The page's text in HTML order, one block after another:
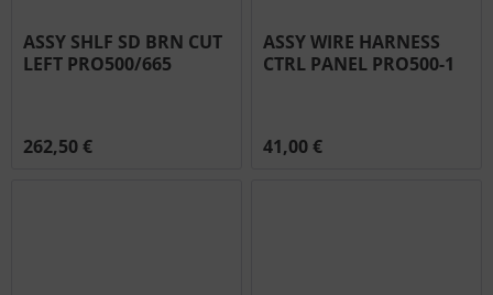
ASSY SHLF SD BRN CUT
LEFT PRO500/665
262,50 €
ASSY WIRE HARNESS
CTRL PANEL PRO500-1
41,00 €